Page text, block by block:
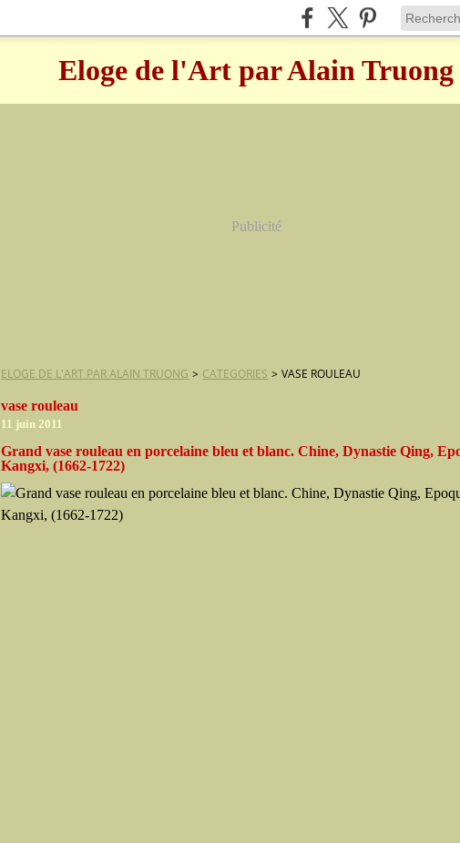
Eloge de l'Art par Alain Truong
Publicité
ELOGE DE L'ART PAR ALAIN TRUONG > CATEGORIES > VASE ROULEAU
vase rouleau
11 juin 2011
Grand vase rouleau en porcelaine bleu et blanc. Chine, Dynastie Qing,
Kangxi, (1662-1722)